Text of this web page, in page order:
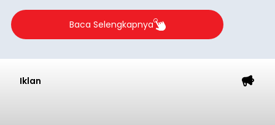
Baca Selengkapnya
Iklan